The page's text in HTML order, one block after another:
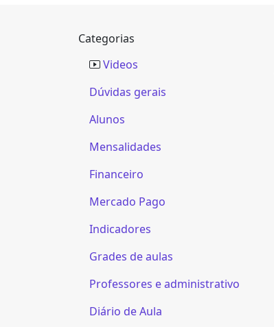
Categorias
Videos
Dúvidas gerais
Alunos
Mensalidades
Financeiro
Mercado Pago
Indicadores
Grades de aulas
Professores e administrativo
Diário de Aula